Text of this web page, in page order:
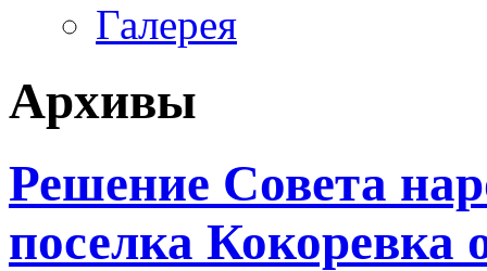
Галерея
Архивы
Решение Совета
поселка Кокоревка